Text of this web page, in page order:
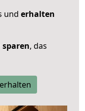
und erhalten
sparen, das